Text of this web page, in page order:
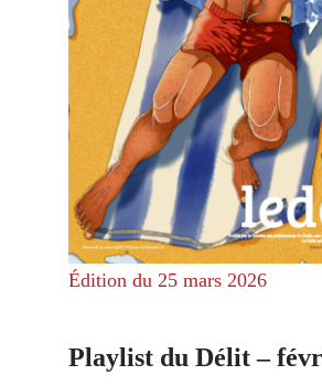
Édition du 25 mars 2026
Playlist du Délit –